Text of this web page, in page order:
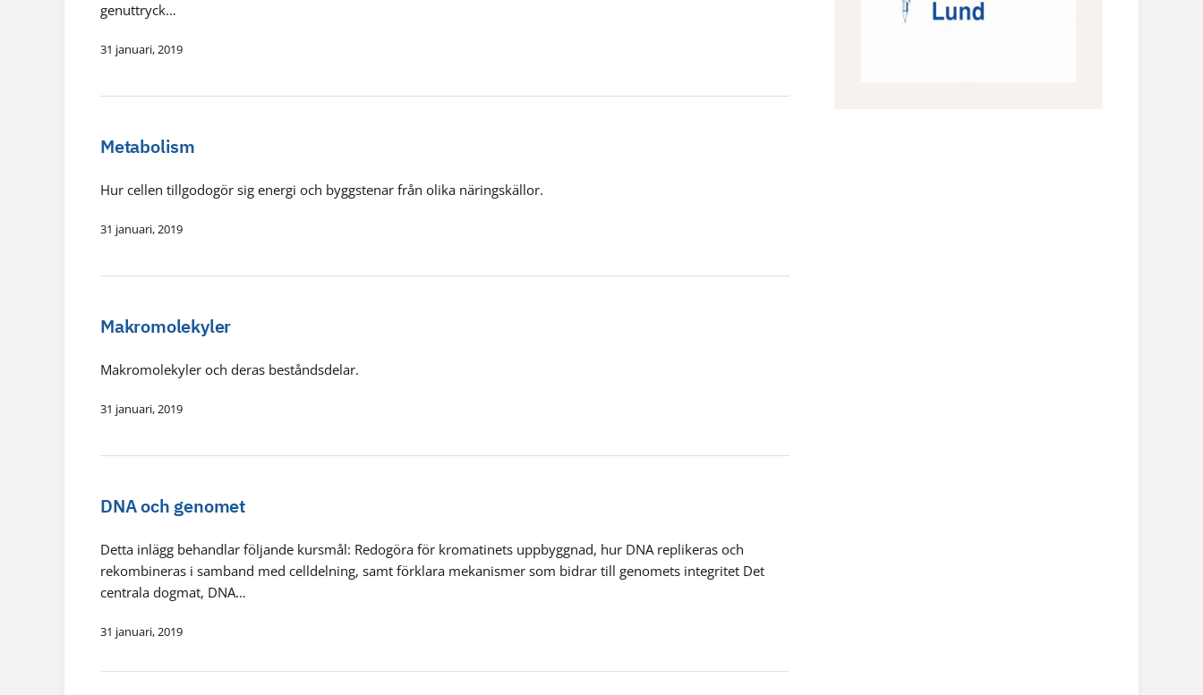
genuttryck…
31 januari, 2019
Metabolism
Hur cellen tillgodogör sig energi och byggstenar från olika näringskällor.
31 januari, 2019
Makromolekyler
Makromolekyler och deras beståndsdelar.
31 januari, 2019
DNA och genomet
Detta inlägg behandlar följande kursmål: Redogöra för kromatinets uppbyggnad, hur DNA replikeras och
rekombineras i samband med celldelning, samt förklara mekanismer som bidrar till genomets integritet Det
centrala dogmat, DNA…
31 januari, 2019